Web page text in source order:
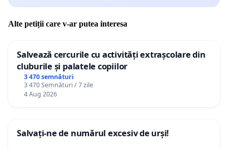
Alte petiții care v-ar putea interesa
Salvează cercurile cu activități extrașcolare din
cluburile și palatele copiilor
3 470 semnături
3 470 Semnături / 7 zile
4 Aug 2026
Salvați-ne de numărul excesiv de urși!